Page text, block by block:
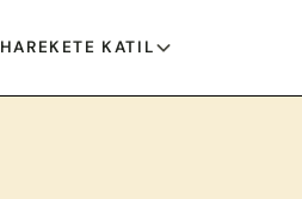
HAREKETE KATIL